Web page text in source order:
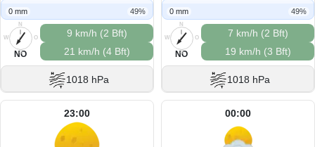
0 mm 49%
N
O
S
W
NO
9 km/h (2 Bft)
21 km/h (4 Bft)
1018 hPa
0 mm 49%
N
O
S
W
NO
7 km/h (2 Bft)
19 km/h (3 Bft)
1018 hPa
23:00 00:00